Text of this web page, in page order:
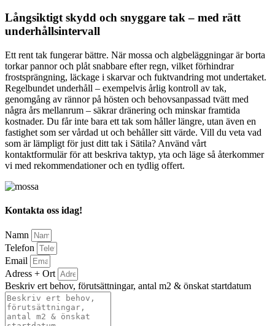
Långsiktigt skydd och snyggare tak – med rätt
underhållsintervall
Ett rent tak fungerar bättre. När mossa och algbeläggningar är borta
torkar pannor och plåt snabbare efter regn, vilket förhindrar
frostsprängning, läckage i skarvar och fuktvandring mot undertaket.
Regelbundet underhåll – exempelvis årlig kontroll av tak,
genomgång av rännor på hösten och behovsanpassad tvätt med
några års mellanrum – säkrar dränering och minskar framtida
kostnader. Du får inte bara ett tak som håller längre, utan även en
fastighet som ser vårdad ut och behåller sitt värde. Vill du veta vad
som är lämpligt för just ditt tak i Sätila? Använd vårt
kontaktformulär för att beskriva taktyp, yta och läge så återkommer
vi med rekommendationer och en tydlig offert.
Kontakta oss idag!
Namn
Telefon
Email
Adress + Ort
Beskriv ert behov, förutsättningar, antal m2 & önskat startdatum